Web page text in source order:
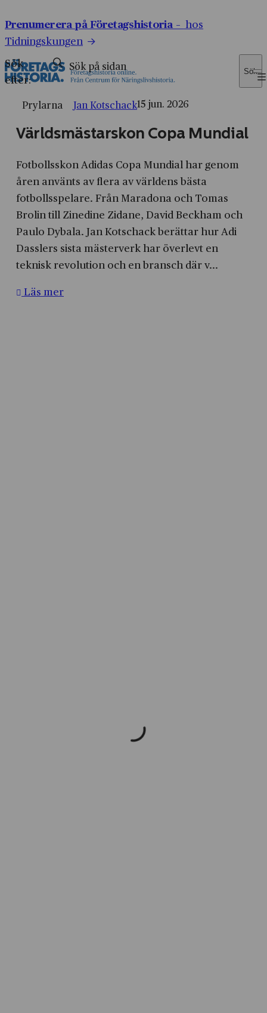
Prenumerera på Företagshistoria – hos
Tidningskungen
Sök
efter:
Sök
Prylarna Jan Kotschack15 jun. 2026
Världsmästarskon Copa Mundial
Fotbollsskon Adidas Copa Mundial har genom
åren använts av flera av världens bästa
fotbollsspelare. Från Maradona och Tomas
Brolin till Zinedine Zidane, David Beckham och
Paulo Dybala. Jan Kotschack berättar hur Adi
Dasslers sista mästerverk har överlevt en
teknisk revolution och en bransch där v...
Läs mer